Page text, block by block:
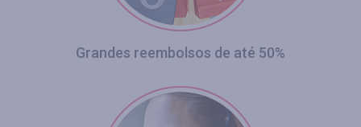
Grandes reembolsos de até 50%